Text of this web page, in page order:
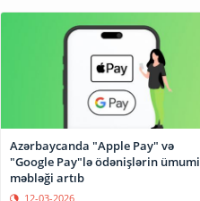
Azərbaycanda "Apple Pay" və
"Google Pay"lə ödənişlərin ümumi
məbləği artıb
12-03-2026